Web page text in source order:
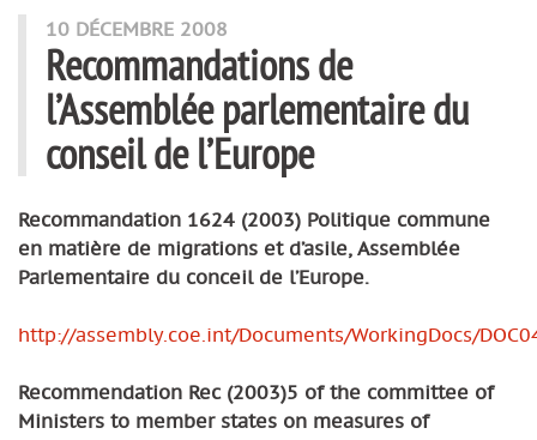
10 DÉCEMBRE 2008
Recommandations de
l’Assemblée parlementaire du
conseil de l’Europe
Recommandation 1624 (2003) Politique commune
en matière de migrations et d’asile, Assemblée
Parlementaire du conceil de l’Europe.
http://assembly.coe.int/Documents/WorkingDocs/
Recommendation Rec (2003)5 of the committee of
Ministers to member states on measures of